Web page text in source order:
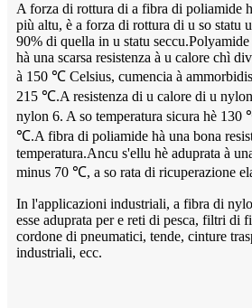
A forza di rottura di a fibra di poliamide
più altu, è a forza di rottura di u so statu
90% di quella in u statu
hà una scarsa resistenza à u calore chì
à 150 ℃ Celsius, cumencia à
215 ℃.A resistenza di u calore di u
nylon 6. A so temperatura sicura hè 130
℃.A fibra di poliamide hà una bona
temperatura.Ancu s'ellu hè aduprata à
minus 70 ℃, a so rata di ricuperazione
In l'applicazioni industriali, a fibra di
esse aduprata per e reti di pesca, filtri di
cordone di pneumatici, tende, cinture
industriali, ecc.